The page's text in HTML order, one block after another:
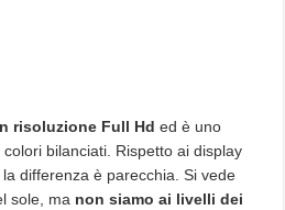
risoluzione Full Hd ed è uno
bilanciati. Rispetto ai display
differenza è parecchia. Si vede
sole, ma non siamo ai livelli dei